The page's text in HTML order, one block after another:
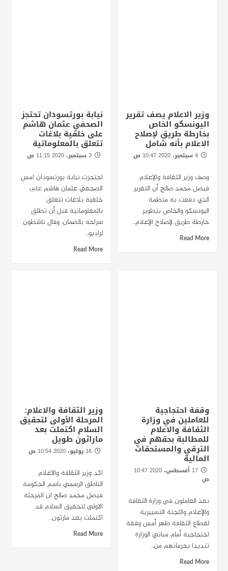
وزير الاعلام يصف تقرير
اليونسكو الخاص
بخارطة طريق لإصلاح
الاعلام بأنه شامل
4 سبتمبر، 2020 10:47 ص
وصف وزير الثقافة والإعلام
فيصل محمد صالح أن التقرير
الذي دفعت به منظمة
اليونسكو والخاص بتطوير
خارطة طريق لإصلاح الإعلام...
Read More
نيابة بورتسودان تحتجز
الصحفي عثمان هاشم
على خلفية بلاغات
تتعلق بالمعلوماتية
3 سبتمبر، 2020 11:15 ص
احتجزت نيابة بورتسودان امس
الصحفي عثمان هاشم على
خلفية بلاغات تتعلق
بالمعلوماتية قبل أن تطلق
سراحه بالضمان. وقال ناشطون
لراديو...
Read More
وقفة احتجاجية
للعاملين في وزارة
الثقافة والاعلام
للمطالبة بحقهم في
الترقي والمستحقات
المالية
17 أغسطس، 2020 10:47
ص
نفذ العاملون في وزارة الثقافة
والإعلام واللجنة التسييرية
لقطاع الثقافة ظهر أمس وقفة
احتجاجية أمام مباني الوزارة
تنديدا بحرمانهم من...
Read More
وزير الثقافة والاعلام:
المرحلة الأولى لتحقيق
السلام اكتملت بعد
ماراثون طويل
16 يوليو، 2020 10:54 ص
اكد وزير الثقافة والاعلام
الناطق الرسمي باسم الحكومة
فيصل محمد صالح ان المرحلة
الاولى لتحقيق السلام قد
اكتملت بعد مارثون...
Read More